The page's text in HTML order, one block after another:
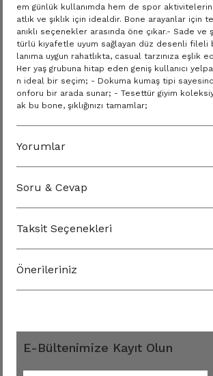
em günlük kullanımda hem de spor
atlık ve şıklık için idealdir. Bone arayanlar için
anıklı seçenekler arasında öne çıkar.- Sade ve
türlü kıyafetle uyum sağlayan düz desenli fileli
lanıma uygun rahatlıkta, casual tarzınıza eşlik
Her yaş grubuna hitap eden geniş kullanıcı
n ideal bir seçim; - Dokuma kumaş tipi
onforu bir arada sunar; - Tesettür giyim
ak bu bone, şıklığınızı tamamlar;
Yorumlar
Soru & Cevap
Taksit Seçenekleri
Önerileriniz
E-Bültenimize Kayıt Olun